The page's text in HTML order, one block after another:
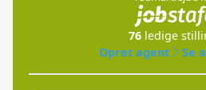
76 ledige
Opret agent
Se